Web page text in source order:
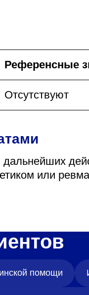
Референсные
Отсутствуют
дальнейших
или
помощи